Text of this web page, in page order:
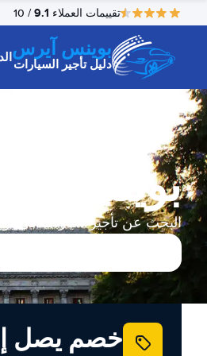
تقييمات العملاء 9.1
/ 10
بوينس آيرس
دليل تأجير السيارات
بوينس
البحث عن تأجير سيارات في